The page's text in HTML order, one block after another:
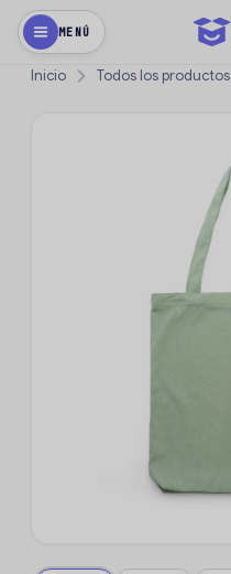
MENÚ
Inicio Todos los productos